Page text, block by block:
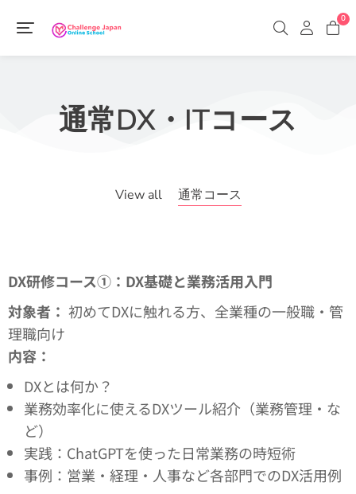
0
通常DX・ITコース
View all 通常コース
DX研修コース①：DX基礎と業務活用入門
対象者： 初めてDXに触れる方、全業種の一般職・管
理職向け
内容：
DXとは何か？
業務効率化に使えるDXツール紹介（業務管理・な
ど）
実践：ChatGPTを使った日常業務の時短術
事例：営業・経理・人事など各部門でのDX活用例